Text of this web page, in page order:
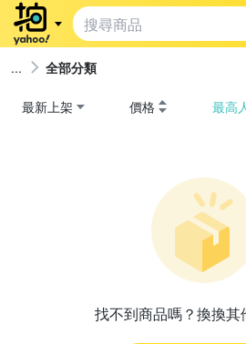
全部分類
最新上架 價格 最高
找不到商品嗎？換換其